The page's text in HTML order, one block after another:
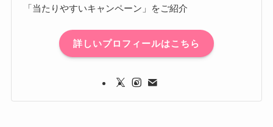
「当たりやすいキャンペーン」をご紹介
詳しいプロフィールはこちら